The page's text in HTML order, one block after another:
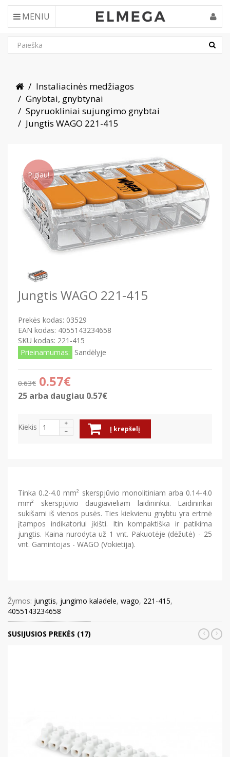
MENIU
Instaliacinės medžiagos
Gnybtai, gnybtynai
Spyruokliniai sujungimo gnybtai
Jungtis WAGO 221-415
Pigiau!
Jungtis WAGO 221-415
Prekės kodas: 03529
EAN kodas: 4055143234658
SKU kodas: 221-415
Prieinamumas: Sandėlyje
0.63€ 0.57€
25 arba daugiau 0.57€
Kiekis Į krepšelį
Tinka 0.2-4.0 mm² skerspjūvio monolitiniam arba 0.14-4.0
mm² skerspjūvio daugiavieliam laidininkui. Laidininkai
sukišami iš vienos pusės. Ties kiekvienu gnybtu yra ertmė
įtampos indikatoriui įkišti. Itin kompaktiška ir patikima
jungtis. Kaina nurodyta už 1 vnt. Pakuotėje (dėžutė) - 25
vnt. Gamintojas - WAGO (Vokietija).
Žymos: jungtis, jungimo kaladele, wago, 221-415,
4055143234658
SUSIJUSIOS PREKĖS (17) ‹ ›